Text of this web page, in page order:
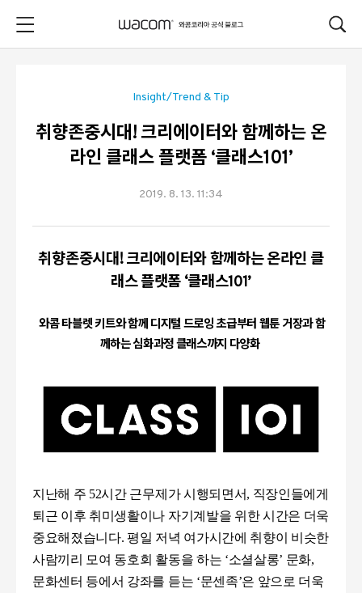
Insight/Trend & Tip
취향존중시대! 크리에이터와 함께하는 온
라인 클래스 플랫폼 ‘클래스101’
2019. 8. 13. 11:34
취향존중시대!크리에이터와 함께하는 온라인 클
래스 플랫폼 ‘클래스101’
와콤 타블렛 키트와 함께 디지털 드로잉 초급부터 웹툰 거장과 함
께하는 심화과정 클래스까지 다양화
지난해 주 52시간 근무제가 시행되면서, 직장인들에게
퇴근 이후 취미생활이나 자기계발을 위한 시간은 더욱
중요해졌습니다.평일 저녁 여가시간에 취향이 비슷한
사람끼리 모여 동호회 활동을 하는 ‘소셜살롱’ 문화,
문화센터 등에서 강좌를 듣는 ‘문센족’은 앞으로 더욱